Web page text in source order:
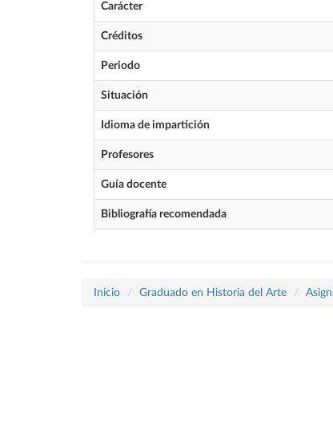
Carácter
Créditos
Periodo
Situación
Idioma de impartición
Profesores
Guía docente
Bibliografía recomendada
Inicio Graduado en Historia del Arte